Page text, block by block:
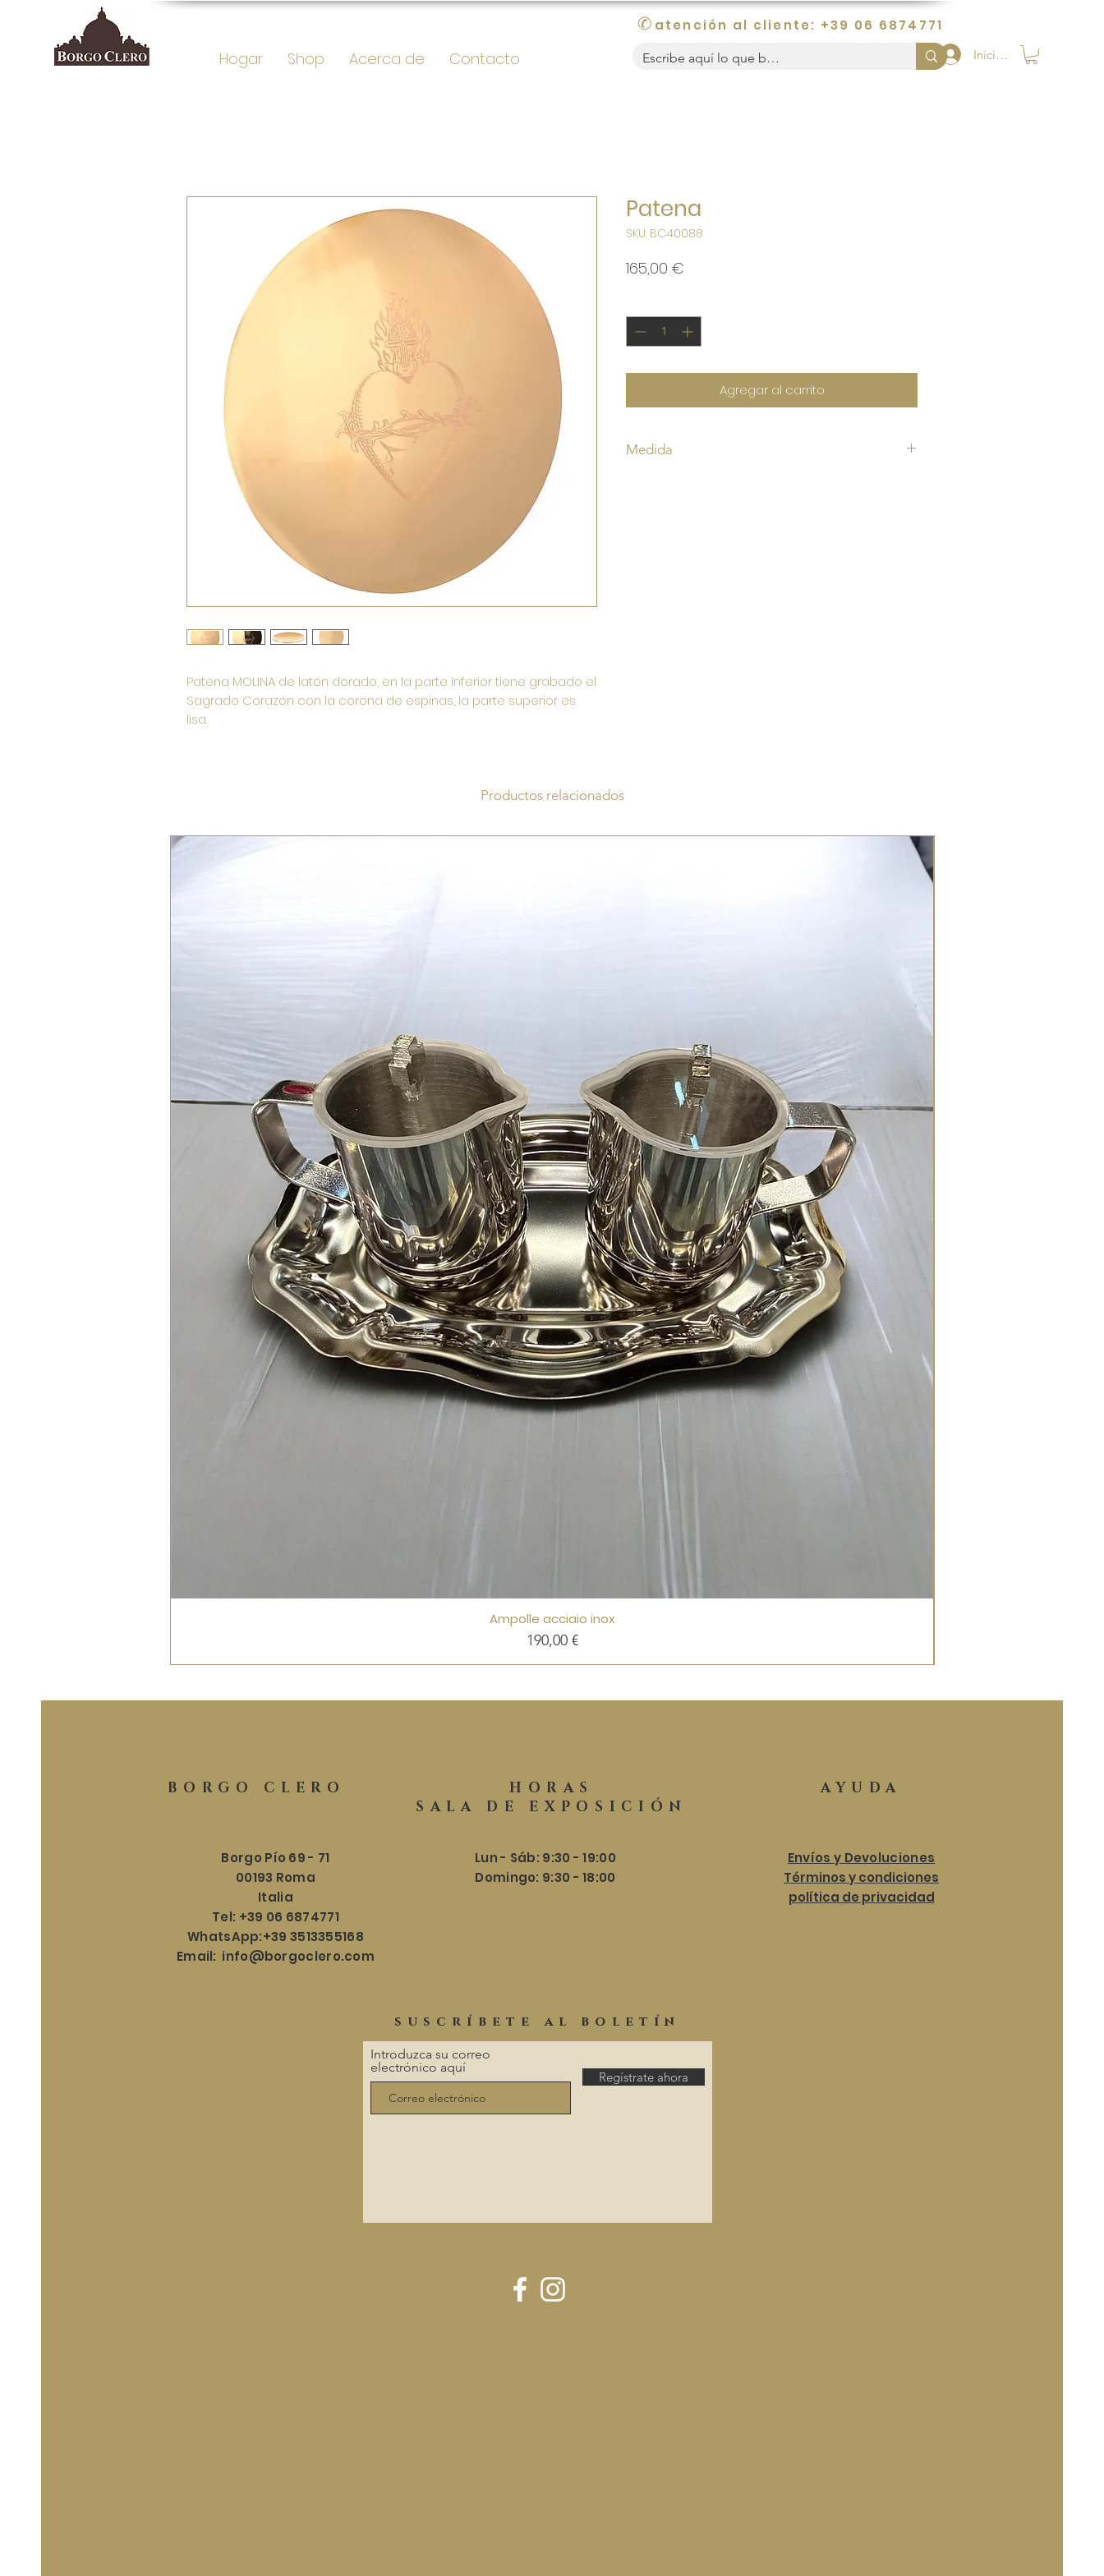
✆ atención al cliente: +39 06 6874771
Hogar Shop Acerca de Contacto Iniciar sesión
Patena MOLINA de latón dorado, en la parte inferior tiene grabado el
Sagrado Corazón con la corona de espinas, la parte superior es
lisa.
Patena
SKU: BC40088
165,00 €
Agregar al carrito
Medida
Productos relacionados
Ampolle acciaio inox
Precio
190,00 €
BORGO CLERO
HORAS
SALA DE EXPOSICIÓN
Borgo Pío 69 - 71
00193 Roma
Italia
Tel: +39 06 6874771
WhatsApp:+39 3513355168
Email: info@borgoclero.com
Lun - Sáb: 9:30 - 19:00
​​Domingo: 9:30 - 18:00
AYUDA
Envíos y Devoluciones
Términos y condiciones
política de privacidad
suscríbete al boletín
Introduzca su correo
electrónico aquí
Regístrate ahora